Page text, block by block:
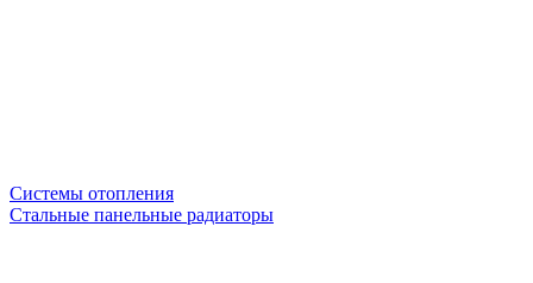
Системы отопления
Стальные панельные радиаторы